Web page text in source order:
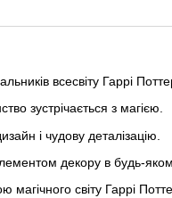
всесвіту Гаррі
зустрічається з магією.
і чудову деталізацію.
декору в будь-якому
світу Гаррі